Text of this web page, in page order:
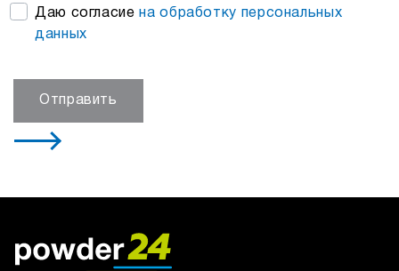
Даю согласиена обработку персональных
данных
Отправить